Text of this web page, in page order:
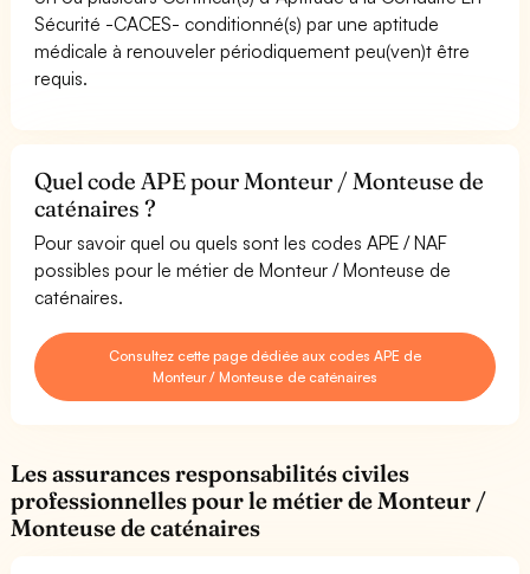
Sécurité -CACES- conditionné(s) par une aptitude
médicale à renouveler périodiquement peu(ven)t être
requis.
Quel code APE pour Monteur / Monteuse de
caténaires ?
Pour savoir quel ou quels sont les codes APE / NAF
possibles pour le métier de Monteur / Monteuse de
caténaires.
Consultez cette page dédiée aux codes APE de
Monteur / Monteuse de caténaires
Les assurances responsabilités civiles
professionnelles pour le métier de Monteur /
Monteuse de caténaires